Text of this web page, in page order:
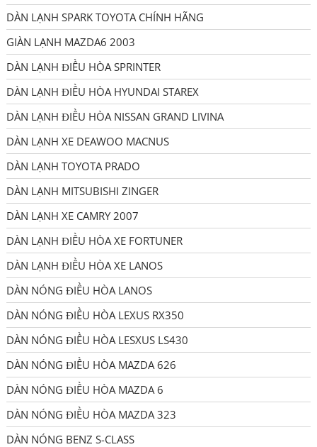
DÀN LẠNH SPARK TOYOTA CHÍNH HÃNG
GIÀN LẠNH MAZDA6 2003
DÀN LẠNH ĐIỀU HÒA SPRINTER
DÀN LẠNH ĐIỀU HÒA HYUNDAI STAREX
DÀN LẠNH ĐIỀU HÒA NISSAN GRAND LIVINA
DÀN LẠNH XE DEAWOO MACNUS
DÀN LẠNH TOYOTA PRADO
DÀN LẠNH MITSUBISHI ZINGER
DÀN LẠNH XE CAMRY 2007
DÀN LẠNH ĐIỀU HÒA XE FORTUNER
DÀN LẠNH ĐIỀU HÒA XE LANOS
DÀN NÓNG ĐIỀU HÒA LANOS
DÀN NÓNG ĐIỀU HÒA LEXUS RX350
DÀN NÓNG ĐIỀU HÒA LESXUS LS430
DÀN NÓNG ĐIỀU HÒA MAZDA 626
DÀN NÓNG ĐIỀU HÒA MAZDA 6
DÀN NÓNG ĐIỀU HÒA MAZDA 323
DÀN NÓNG BENZ S-CLASS